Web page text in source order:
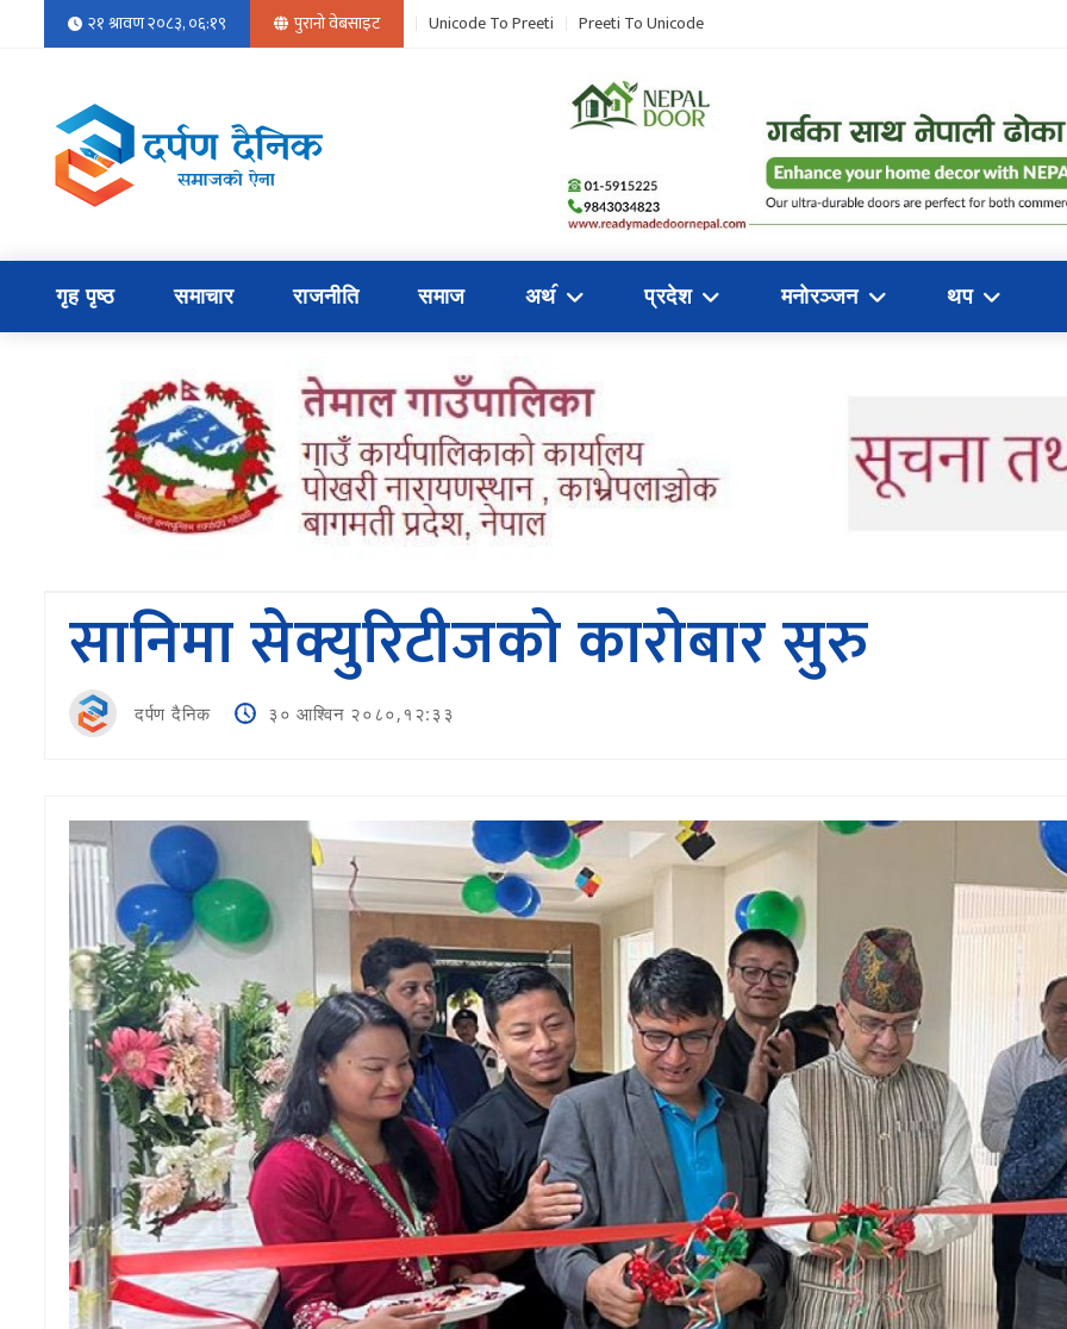
२१ श्रावण २०८३, ०६:१९ पुरानो वेबसाइट Unicode To Preeti Preeti To Unicode
गृह पृष्ठ समाचार राजनीति समाज अथ॔ प्रदेश मनोरञ्जन थप
सानिमा सेक्युरिटीजको कारोबार सुरु
दर्पण दैनिक ३० आश्विन २०८०,१२:३३